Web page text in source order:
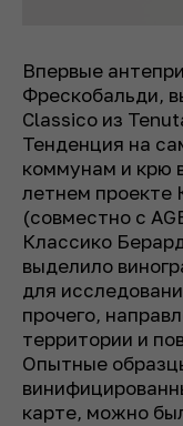
Впервые
Фрескобальди,
Classico из
Тенденция на
коммунам и крю
летнем проекте
(совместно с
Классико
выделило
для
прочего,
территории и
Опытные
карте, можно